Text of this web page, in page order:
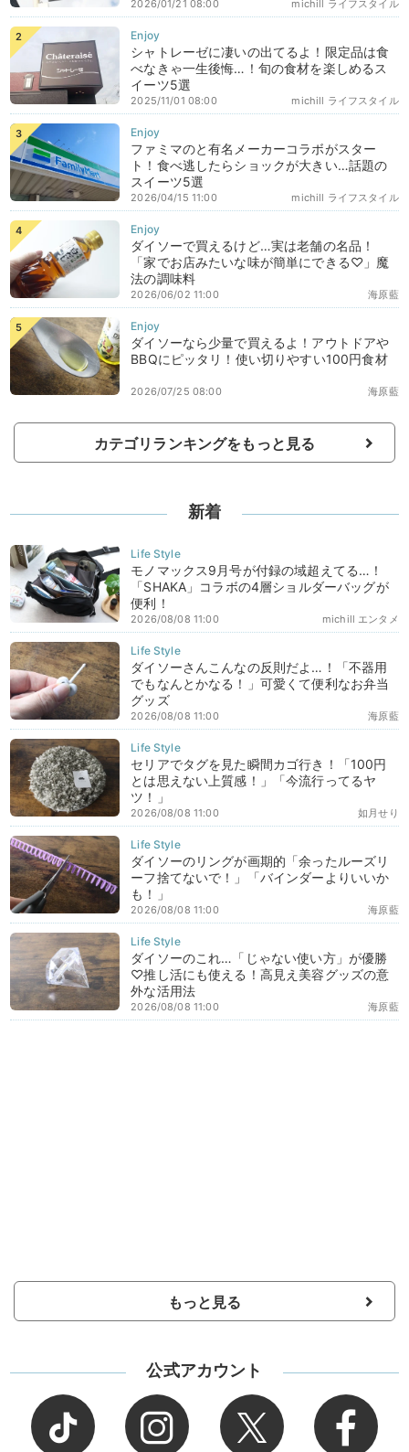
michill ライフスタイル
2026/01/21 08:00
シャトレーゼに凄いの出てるよ！限定品は食
べなきゃ一生後悔…！旬の食材を楽しめるス
イーツ5選
michill ライフスタイル
2025/11/01 08:00
ファミマのと有名メーカーコラボがスター
ト！食べ逃したらショックが大きい…話題の
スイーツ5選
michill ライフスタイル
2026/04/15 11:00
ダイソーで買えるけど…実は老舗の名品！
「家でお店みたいな味が簡単にできる♡」魔
法の調味料
海原藍
2026/06/02 11:00
ダイソーなら少量で買えるよ！アウトドアや
BBQにピッタリ！使い切りやすい100円食材
海原藍
2026/07/25 08:00
カテゴリランキングをもっと見る
新着
モノマックス9月号が付録の域超えてる…！
「SHAKA」コラボの4層ショルダーバッグが
便利！
michill エンタメ
2026/08/08 11:00
ダイソーさんこんなの反則だよ…！「不器用
でもなんとかなる！」可愛くて便利なお弁当
グッズ
海原藍
2026/08/08 11:00
セリアでタグを見た瞬間カゴ行き！「100円
とは思えない上質感！」「今流行ってるヤ
ツ！」
如月せり
2026/08/08 11:00
ダイソーのリングが画期的「余ったルーズリ
ーフ捨てないで！」「バインダーよりいいか
も！」
海原藍
2026/08/08 11:00
ダイソーのこれ…「じゃない使い方」が優勝
♡推し活にも使える！高見え美容グッズの意
外な活用法
海原藍
2026/08/08 11:00
もっと見る
公式アカウント